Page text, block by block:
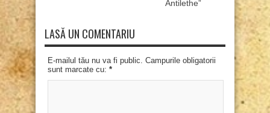
Antilethe”
LASĂ UN COMENTARIU
E-mailul tău nu va fi public. Campurile obligatorii
sunt marcate cu: *